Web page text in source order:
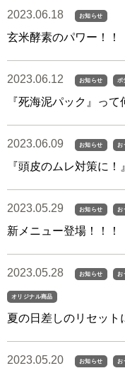
2023.06.18 お知らせ
玄米酵素のパワー！！
2023.06.12 お知らせ ボ
『死海泥パック』って
2023.06.09 お知らせ お
『頭皮のムレ対策に！』
2023.05.29 お知らせ お
新メニュー登場！！！
2023.05.28 お知らせ お
オリジナル商品
夏の日差しのリセット
2023.05.20 お知らせ お